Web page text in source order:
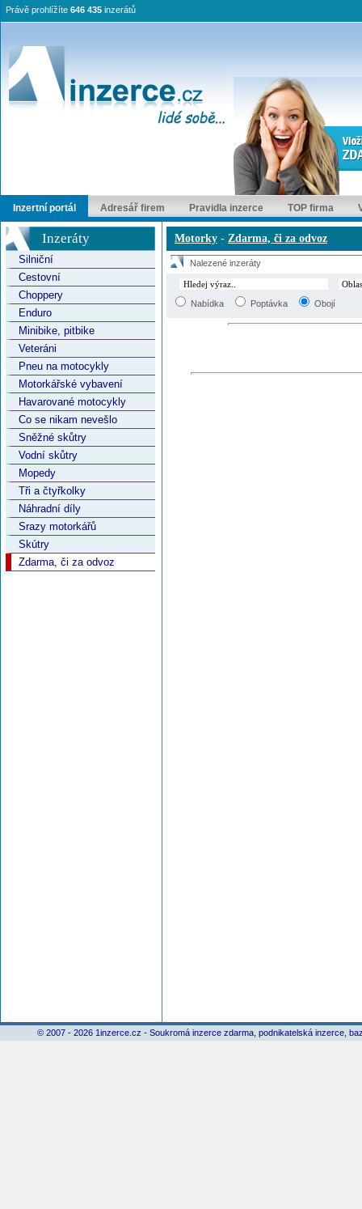
Právě prohlížíte 646 435 inzerátů
Inzertní portál Adresář firem Pravidla inzerce TOP firma
Inzeráty
Silniční
Cestovní
Choppery
Enduro
Minibike, pitbike
Veteráni
Pneu na motocykly
Motorkářské vybavení
Havarované motocykly
Co se nikam nevešlo
Sněžné skůtry
Vodní skůtry
Mopedy
Tři a čtyřkolky
Náhradní díly
Srazy motorkářů
Skútry
Zdarma, či za odvoz
Motorky - Zdarma, či za odvoz
Nalezené inzeráty
Nabídka Poptávka Obojí
© 2007 - 2026 1inzerce.cz - Soukromá inzerce zdarma, podnikatelská inzerce,